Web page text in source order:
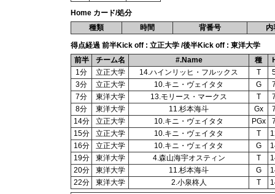
Home カード/処分
種類
時間 背番号 内
得点経過 前半Kick off : 立正大学 /後半Kick off : 東洋大学
前半
チーム名 #.Name 種
1分
立正大学 14.ハインリッヒ・フルックス T
3分
立正大学 10.キニ・ヴェイタタ G
7分
東洋大学 13.モリース・マークス T
8分
東洋大学 11.杉本海斗 Gx
14分
立正大学 10.キニ・ヴェイタタ PGx
15分
立正大学 10.キニ・ヴェイタタ T
16分
立正大学 10.キニ・ヴェイタタ G
19分
東洋大学 4.森山海宇オスティン T
20分
東洋大学 11.杉本海斗 G
22分
東洋大学 2.小泉柊人 T